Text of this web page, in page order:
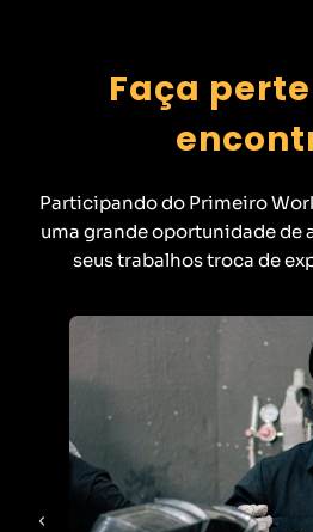
Faça
Participando do Primeiro
uma grande oportunidade de
seus trabalhos troca de